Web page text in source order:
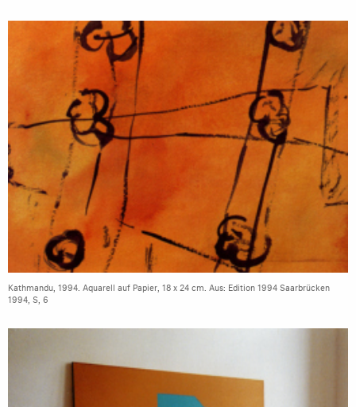
Kathmandu, 1994. Aquarell auf Papier, 18 x 24 cm. Aus: Edition 1994 Saarbrücken
1994, S, 6